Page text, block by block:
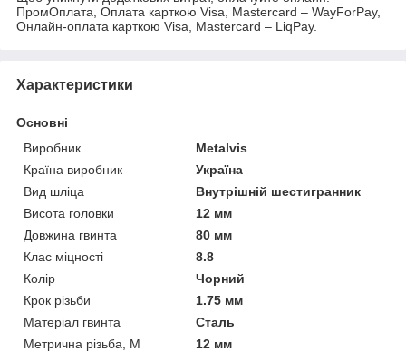
ПромОплата, Оплата карткою Visa, Mastercard – WayForPay,
Онлайн-оплата карткою Visa, Mastercard – LiqPay.
Характеристики
Основні
Виробник
Metalvis
Країна виробник
Україна
Вид шліца
Внутрішній шестигранник
Висота головки
12 мм
Довжина гвинта
80 мм
Клас міцності
8.8
Колір
Чорний
Крок різьби
1.75 мм
Матеріал гвинта
Сталь
Метрична різьба, М
12 мм